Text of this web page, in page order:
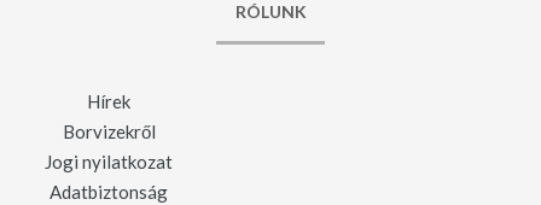
RÓLUNK
Hírek
Borvizekről
Jogi nyilatkozat
Adatbiztonság